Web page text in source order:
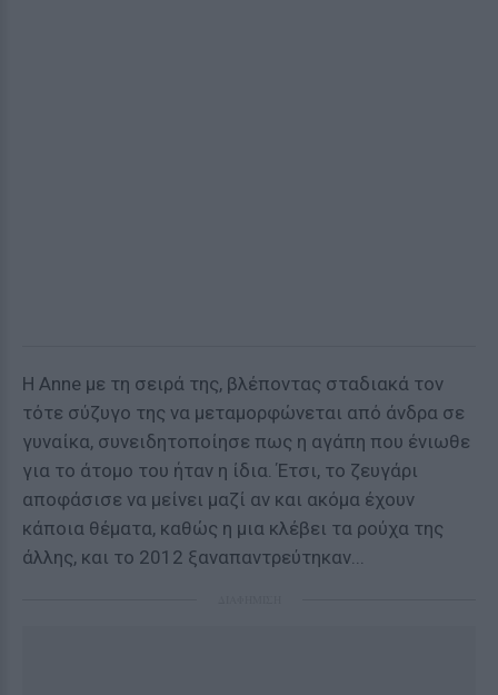
Η Anne με τη σειρά της, βλέποντας σταδιακά τον
τότε σύζυγο της να μεταμορφώνεται από άνδρα σε
γυναίκα, συνειδητοποίησε πως η αγάπη που ένιωθε
για το άτομο του ήταν η ίδια. Έτσι, το ζευγάρι
αποφάσισε να μείνει μαζί αν και ακόμα έχουν
κάποια θέματα, καθώς η μια κλέβει τα ρούχα της
άλλης, και το 2012 ξαναπαντρεύτηκαν...